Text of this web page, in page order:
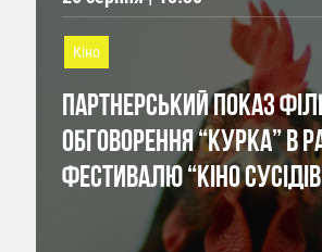
Кіно
ПАРТНЕРСЬКИЙ ПОКАЗ
ОБГОВОРЕННЯ “КУРКА” В
ФЕСТИВАЛЮ “КІНО